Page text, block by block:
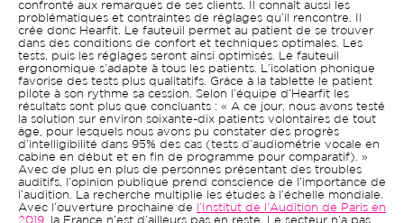
confronté aux remarques de ses clients. Il connaît aussi les
problématiques et contraintes de réglages qu’il rencontre. Il
crée donc Hearfit. Le fauteuil permet au patient de se trouver
dans des conditions de confort et techniques optimales. Les
tests, puis les réglages seront ainsi optimisés. Le fauteuil
ergonomique s’adapte à tous les patients. L’isolation phonique
favorise des tests plus qualitatifs. Grâce à la tablette le patient
pilote à son rythme sa cession. Selon l’équipe d’Hearfit les
résultats sont plus que concluants : « A ce jour, nous avons testé
la solution sur environ soixante-dix patients volontaires de tout
âge, pour lesquels nous avons pu constater des progrès
d’intelligibilité dans 95% des cas (tests d’audiométrie vocale en
cabine en début et en fin de programme pour comparatif). »
Avec de plus en plus de personnes présentant des troubles
auditifs, l’opinion publique prend conscience de l’importance de
l’audition. La recherche multiplie les études à l’échelle mondiale.
Avec l’ouverture prochaine de
l’Institut de l’Audition de Paris en
2019 , la France n’est d’ailleurs pas en reste. Le secteur n’a pas